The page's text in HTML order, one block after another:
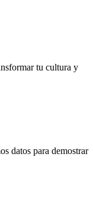
tu cultura y
datos para demostrar